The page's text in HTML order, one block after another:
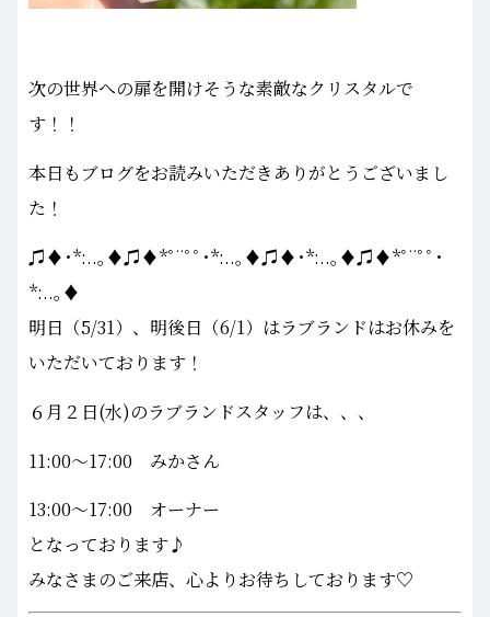
次の世界への扉を開けそうな素敵なクリスタルで
す！！
本日もブログをお読みいただきありがとうございまし
た！
♫♦･*:..｡♦♫♦*ﾟ¨ﾟﾟ･*:..｡♦♫♦･*:..｡♦♫♦*ﾟ¨ﾟﾟ･
*:..｡♦
明日（5/31）、明後日（6/1）はラブランドはお休みを
いただいております！
６月２日(水)のラブランドスタッフは、、、
11:00～17:00 みかさん
13:00～17:00 オーナー
となっております♪
みなさまのご来店、心よりお待ちしております♡